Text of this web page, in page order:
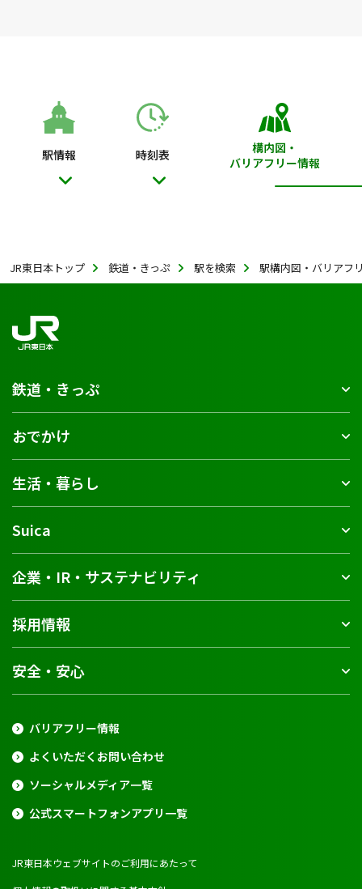
駅情報 時刻表
構内図・
バリアフリー情報
JR東日本トップ 鉄道・きっぷ 駅を検索 駅構内図・バリアフ
鉄道・きっぷ
おでかけ
生活・暮らし
Suica
企業・IR・サステナビリティ
採用情報
安全・安心
バリアフリー情報
よくいただくお問い合わせ
ソーシャルメディア一覧
公式スマートフォンアプリ一覧
JR東日本ウェブサイトのご利用にあたって